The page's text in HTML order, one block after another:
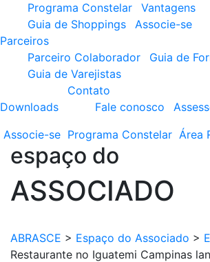
Programa Constelar
Vantagens
Guia de Shoppings
Associe-se
Parceiros
Parceiro Colaborador
Guia de
Guia de Varejistas
Downloads
Contato
Fale conosco
Associe-se Programa Constelar Área
espaço do
ASSOCIADO
ABRASCE > Espaço do Associado >
Restaurante no Iguatemi Campinas